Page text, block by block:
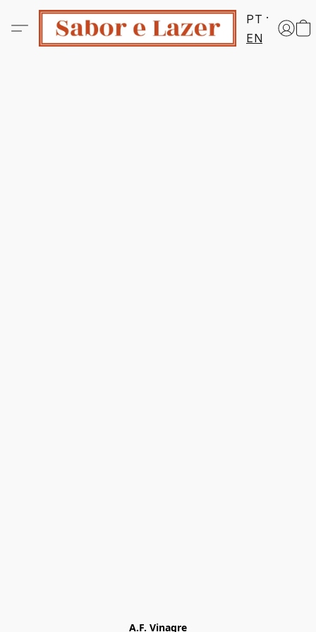
PT
EN
A.F. Vinagre